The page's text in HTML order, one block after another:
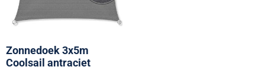
Zonnedoek 3x5m
Coolsail antraciet